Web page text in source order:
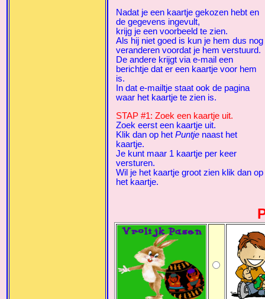
Nadat je een kaartje gekozen hebt en
de gegevens ingevult,
krijg je een voorbeeld te zien.
Als hij niet goed is kun je hem dus nog
veranderen voordat je hem verstuurd.
De andere krijgt via e-mail een
berichtje dat er een kaartje voor hem
is.
In dat e-mailtje staat ook de pagina
waar het kaartje te zien is.
STAP #1: Zoek een kaartje uit.
Zoek eerst een kaartje uit.
Klik dan op het Puntje naast het
kaartje.
Je kunt maar 1 kaartje per keer
versturen.
Wil je het kaartje groot zien klik dan op
het kaartje.